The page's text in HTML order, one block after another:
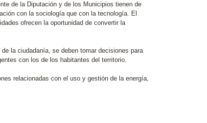
de la Diputación y de los Municipios tienen de
con la sociología que con la tecnología. El
ofrecen la oportunidad de convertir la
la ciudadanía, se deben tomar decisiones para
con los de los habitantes del territorio.
relacionadas con el uso y gestión de la energía,